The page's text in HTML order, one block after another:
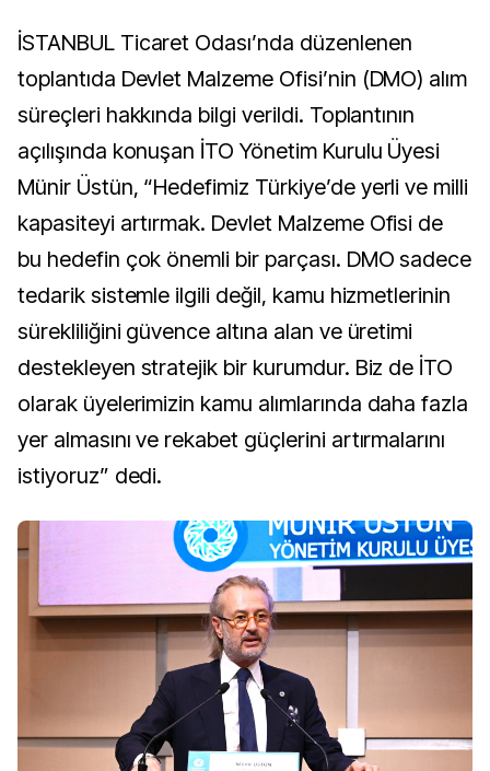
İSTANBUL Ticaret Odası’nda düzenlenen
toplantıda Devlet Malzeme Ofisi’nin (DMO) alım
süreçleri hakkında bilgi verildi. Toplantının
açılışında konuşan İTO Yönetim Kurulu Üyesi
Münir Üstün, “Hedefimiz Türkiye’de yerli ve milli
kapasiteyi artırmak. Devlet Malzeme Ofisi de
bu hedefin çok önemli bir parçası. DMO sadece
tedarik sistemle ilgili değil, kamu hizmetlerinin
sürekliliğini güvence altına alan ve üretimi
destekleyen stratejik bir kurumdur. Biz de İTO
olarak üyelerimizin kamu alımlarında daha fazla
yer almasını ve rekabet güçlerini artırmalarını
istiyoruz” dedi.